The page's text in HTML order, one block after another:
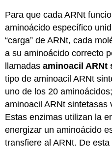
Para que cada ARNt
aminoácido específico
“carga” de ARNt, cada
a su aminoácido correcto
llamadasaminoacil ARNt
tipo de aminoacil ARNt
uno de los 20
aminoacil ARNt sintetasas
Estas enzimas utilizan la
energizar un aminoácido
transfiere al ARNt. De